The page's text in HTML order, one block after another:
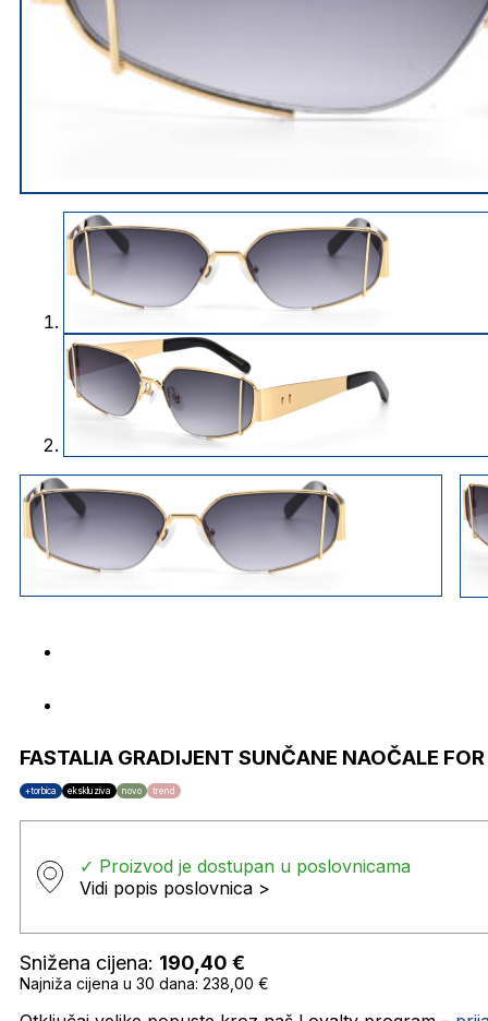
FASTALIA GRADIJENT SUNČANE NAOČALE FOR
+torbica ekskluziva novo trend
✓ Proizvod je dostupan u poslovnicama
Vidi popis poslovnica >
Snižena cijena: 190,40 €
Najniža cijena u 30 dana: 238,00 €